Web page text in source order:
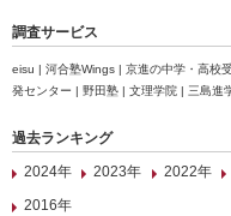
調査サービス
eisu | 河合塾Wings | 京進の中学・高校
発センター | 野田塾 | 文理学院 | 三島進
過去ランキング
2024年
2023年 2022年
2016年